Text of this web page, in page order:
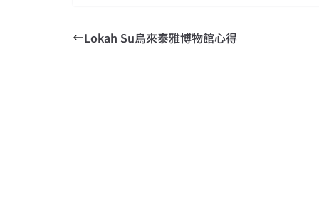
Lokah Su烏來泰雅博物館心得